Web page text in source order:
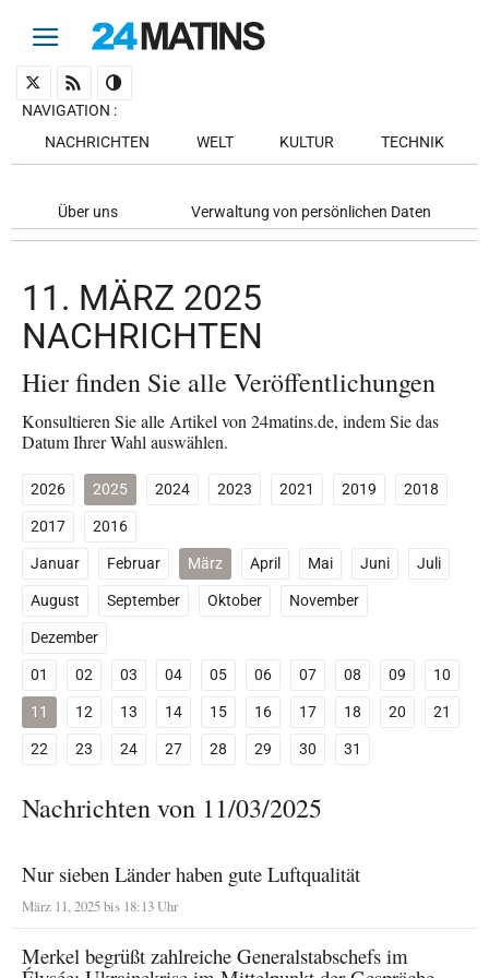
NAVIGATION :
NACHRICHTEN
WELT KULTUR TECHNIK
Über uns Verwaltung von persönlichen Daten
11. MÄRZ 2025
NACHRICHTEN
Hier finden Sie alle Veröffentlichungen
Konsultieren Sie alle Artikel von 24matins.de, indem Sie das
Datum Ihrer Wahl auswählen.
2026 2025 2024 2023 2021 2019
2018
2017
2016
Januar
Februar März April Mai Juni
Juli
August
September Oktober
November
Dezember
01
02 03 04 05 06 07 08 09
10
11
12 13 14 15 16 17 18 20
21
22
23 24 27 28 29 30 31
Nachrichten von 11/03/2025
Nur sieben Länder haben gute Luftqualität
März 11, 2025 bis 18:13 Uhr
Merkel begrüßt zahlreiche Generalstabschefs im